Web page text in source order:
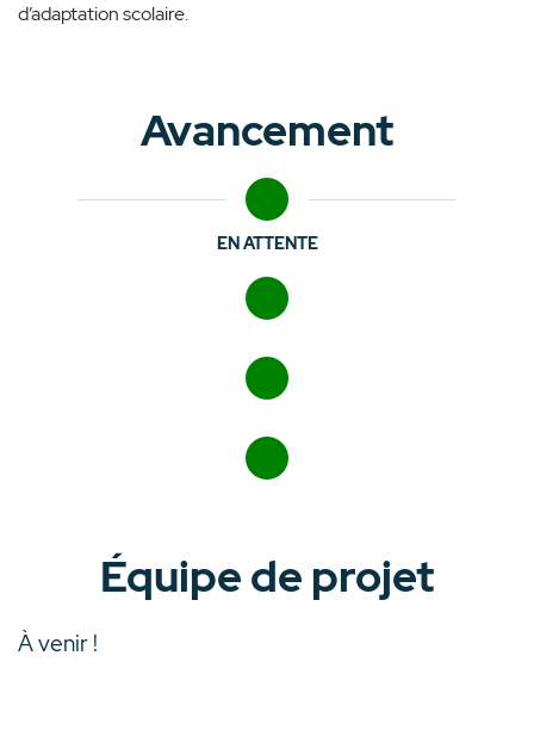
d’adaptation scolaire.
Avancement
EN ATTENTE
Équipe de projet
À venir !